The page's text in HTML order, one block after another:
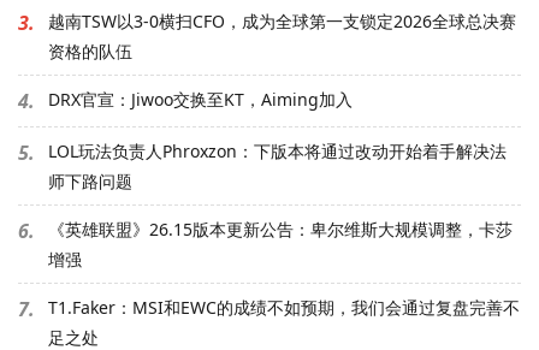
3.
越南TSW以3-0横扫CFO，成为全球第一支锁定2026全球总决赛
资格的队伍
4. DRX官宣：Jiwoo交换至KT，Aiming加入
5.
LOL玩法负责人Phroxzon：下版本将通过改动开始着手解决法
师下路问题
6.
《英雄联盟》26.15版本更新公告：卑尔维斯大规模调整，卡莎
增强
7.
T1.Faker：MSI和EWC的成绩不如预期，我们会通过复盘完善不
足之处